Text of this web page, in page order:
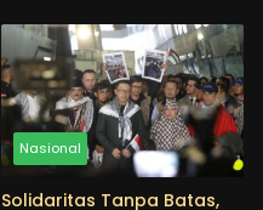
Pagaruyuang
Nasional
Solidaritas Tanpa Batas,